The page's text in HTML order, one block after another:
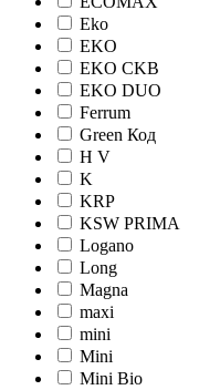
Eko
EKO
EKO CKB
EKO DUO
Ferrum
Green Код
H V
K
KRP
KSW PRIMA
Logano
Long
Magna
maxi
mini
Mini
Mini Bio